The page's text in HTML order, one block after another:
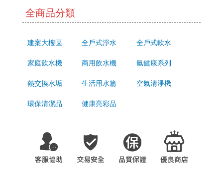
全商品分類
建案大樓區 全戶式淨水 全戶式軟水
家庭飲水機 商用飲水機 氫健康系列
熱交換水垢 生活用水篇 空氣清淨機
環保清潔品 健康亮彩品